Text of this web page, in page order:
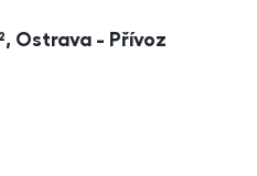
Ostrava - Přívoz